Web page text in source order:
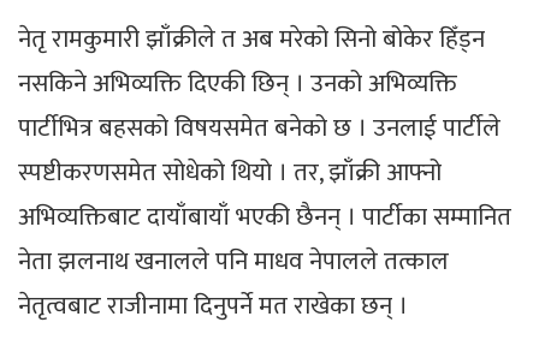
नेतृ रामकुमारी झाँक्रीले त अब मरेको सिनो बोकेर हिँड्न
नसकिने अभिव्यक्ति दिएकी छिन् । उनको अभिव्यक्ति
पार्टीभित्र बहसको विषयसमेत बनेको छ । उनलाई पार्टीले
स्पष्टीकरणसमेत सोधेको थियो । तर, झाँक्री आफ्नो
अभिव्यक्तिबाट दायाँबायाँ भएकी छैनन् । पार्टीका सम्मानित
नेता झलनाथ खनालले पनि माधव नेपालले तत्काल
नेतृत्वबाट राजीनामा दिनुपर्ने मत राखेका छन् ।